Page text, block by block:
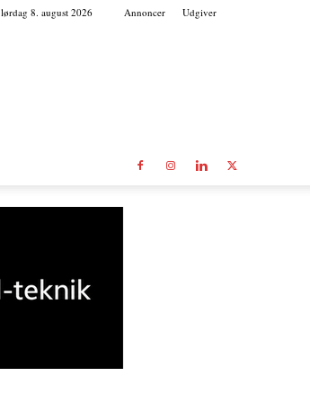
lørdag 8. august 2026 Annoncer Udgiver